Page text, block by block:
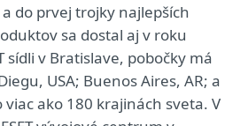
do prvej trojky najlepších
sa dostal aj v roku
sídli v Bratislave, pobočky má
USA; Buenos Aires, AR; a
ako 180 krajinách sveta. V